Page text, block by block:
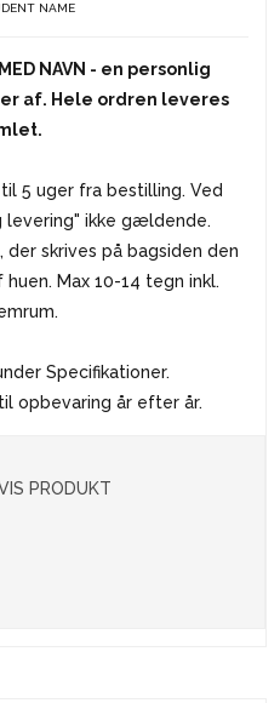
NAME
NAVN - en personlig
af. Hele ordren leveres
5 uger fra bestilling. Ved
ikke gældende.
der skrives på bagsiden den
Max 10-14 tegn inkl.
Specifikationer.
opbevaring år efter år.
PRODUKT